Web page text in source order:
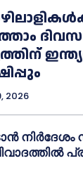
2026
നിര്‍ദേശം